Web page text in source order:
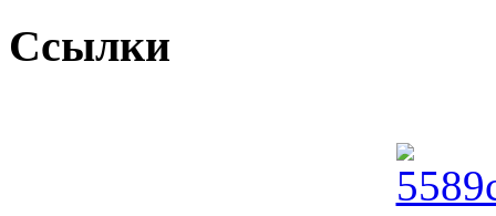
Ссылки